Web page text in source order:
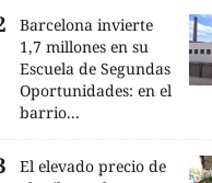
Barcelona invierte
1,7 millones en su
Escuela de Segundas
Oportunidades: en el
barrio...
El elevado precio de